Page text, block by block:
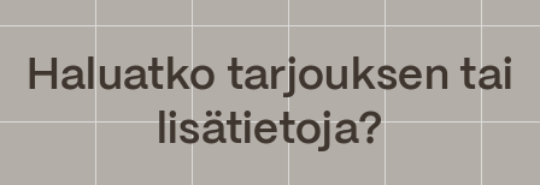
Haluatko tarjouksen tai
lisätietoja?